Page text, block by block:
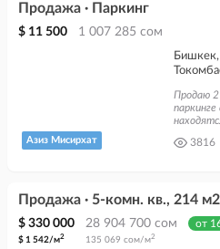
Продажа · Паркинг
$ 11 500 1 007 285 сом
Азиз Мисирхат
Бишкек,
Продаю 2
3816
Продажа · 5-комн. кв., 214
$ 330 000 28 904 700 сом от
$ 1 542/м2 135 069 сом/м2